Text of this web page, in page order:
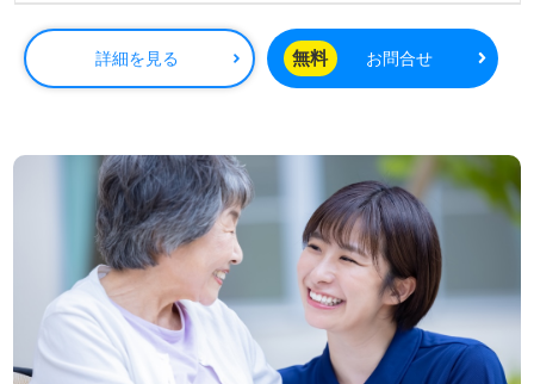
法人様です。
◎あなたの『看護師経験を活かせるステージ』を担当コン
サルタントとご一緒に探ってみませんか◎
徒歩圏！都市型の複合施設を運営されている事業所様で
す。住宅手当等、魅力の福利厚生、今までのご経験とこれ
からを公正に評価！給与/人事制度もおすすめポイント！
『ご利用者様お一人おひとりに寄り添いたい』『病院、ク
リニック、施設等の看護師経験経験を活かしたい』『やり
がいを大切に働きたい』『転職で環境を変えて働きたい』
等の方も大歓迎です！こちらの求人は＜看護師紹介専任コ
ンサルタント＞がご案内します。お問い合わせも遠慮なく
お願いします。
詳細を見る 無料 お問合せ